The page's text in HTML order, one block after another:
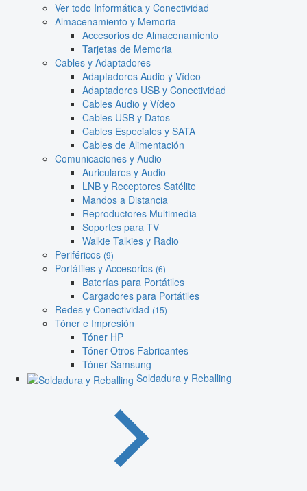
Ver todo Informática y Conectividad
Almacenamiento y Memoria
Accesorios de Almacenamiento
Tarjetas de Memoria
Cables y Adaptadores
Adaptadores Audio y Vídeo
Adaptadores USB y Conectividad
Cables Audio y Vídeo
Cables USB y Datos
Cables Especiales y SATA
Cables de Alimentación
Comunicaciones y Audio
Auriculares y Audio
LNB y Receptores Satélite
Mandos a Distancia
Reproductores Multimedia
Soportes para TV
Walkie Talkies y Radio
Periféricos (9)
Portátiles y Accesorios (6)
Baterías para Portátiles
Cargadores para Portátiles
Redes y Conectividad (15)
Tóner e Impresión
Tóner HP
Tóner Otros Fabricantes
Tóner Samsung
Soldadura y Reballing